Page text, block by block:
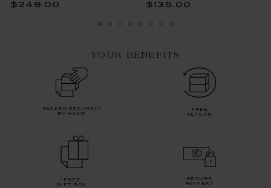
$249.00 $135.00
YOUR BENEFITS
packed securely
by hand
free
return
free
gift box
secure
payment